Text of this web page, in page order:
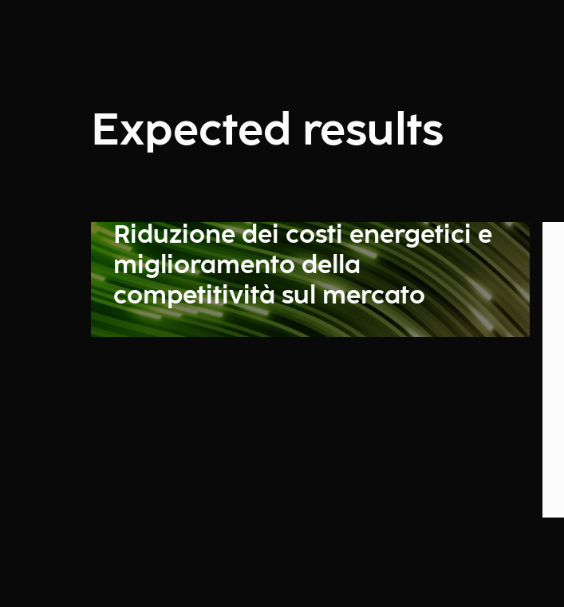
Expected results
Riduzione dei costi energetici e
miglioramento della
competitività sul mercato